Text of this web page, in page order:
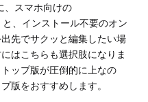
、スマホ向けの
、インストール不要のオン
先でサクッと編集したい場
はこちらも選択肢になりま
ップ版が圧倒的に上なの
版をおすすめします。